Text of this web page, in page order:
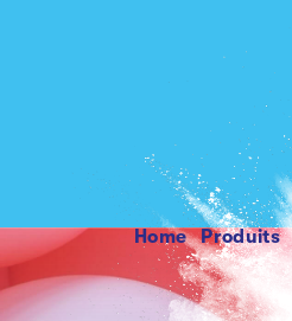
Home produits